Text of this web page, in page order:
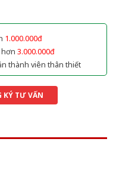
1.000.000đ
3.000.000đ
thành viên thân thiết
KÝ TƯ VẤN